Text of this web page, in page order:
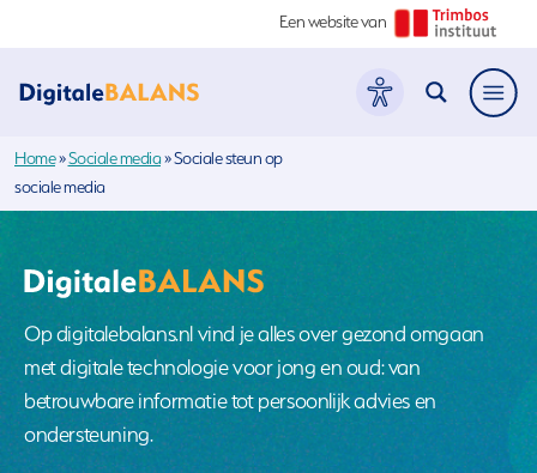
Een website van
Home»Sociale media»Sociale steun op
sociale media
Op digitalebalans.nl vind je alles over gezond omgaan
met digitale technologie voor jong en oud: van
betrouwbare informatie tot persoonlijk advies en
ondersteuning.